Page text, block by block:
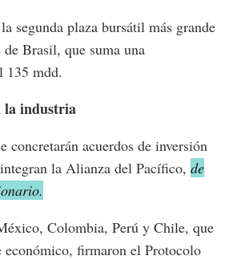
segunda plaza bursátil más grande
Brasil, que suma una
135 mdd.
la industria
concretarán acuerdos de inversión
la Alianza del Pacífico, de
Colombia, Perú y Chile, que
económico, firmaron el Protocolo